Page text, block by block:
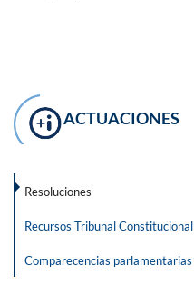
ACTUACIONES
Resoluciones
Recursos Tribunal Constitucional
Comparecencias parlamentarias